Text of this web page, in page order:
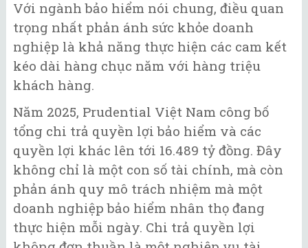
Với ngành bảo hiểm nói chung, điều quan
trọng nhất phản ánh sức khỏe doanh
nghiệp là khả năng thực hiện các cam kết
kéo dài hàng chục năm với hàng triệu
khách hàng.
Năm 2025, Prudential Việt Nam công bố
tổng chi trả quyền lợi bảo hiểm và các
quyền lợi khác lên tới 16.489 tỷ đồng. Đây
không chỉ là một con số tài chính, mà còn
phản ánh quy mô trách nhiệm mà một
doanh nghiệp bảo hiểm nhân thọ đang
thực hiện mỗi ngày. Chi trả quyền lợi